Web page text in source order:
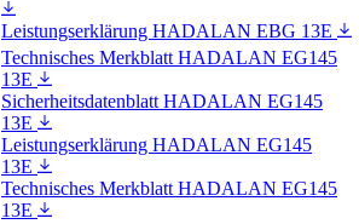
Leistungserklärung HADALAN EBG 13E
Technisches Merkblatt HADALAN EG145
13E
Sicherheitsdatenblatt HADALAN EG145
13E
Leistungserklärung HADALAN EG145
13E
Technisches Merkblatt HADALAN EG145
13E